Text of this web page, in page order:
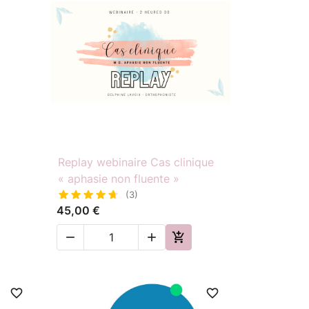
Aperçu rapide
Replay webinaire Cas clinique
« aphasie non fluente »
(3)
45,00 €

 
favorite_border favorite_border